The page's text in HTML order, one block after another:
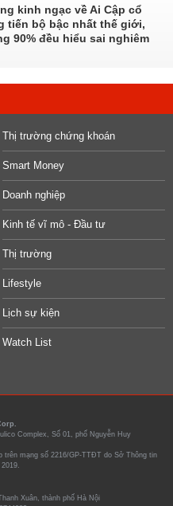
kinh ngạc về Ai Cập cổ
tiến bộ bậc nhất thế giới,
90% đều hiểu sai nghiêm
Thị trường chứng khoán
Smart Money
Doanh nghiệp
Kinh tế vĩ mô - Đầu tư
Thị trường
Lifestyle
Lịch sự kiện
Watch List
Complex, Số 01, phố Nguyễn Huy
trên mạng số 2216/GP-TTĐT do Sở Thông tin
Xuân, thành phố Hà Nội